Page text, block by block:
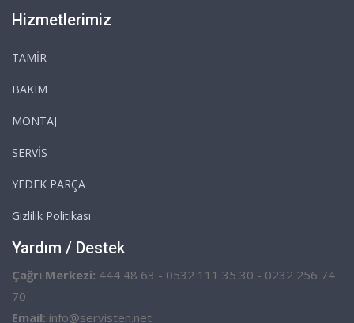
Hizmetlerimiz
TAMİR
BAKIM
MONTAJ
SERVİS
YEDEK PARÇA
Gizlilik Politikası
Yardım / Destek
Çağrı Merkezi: 444 48 63 - 0532 111 35 30 - 0232 256 74
70
Email: info@servisten.net